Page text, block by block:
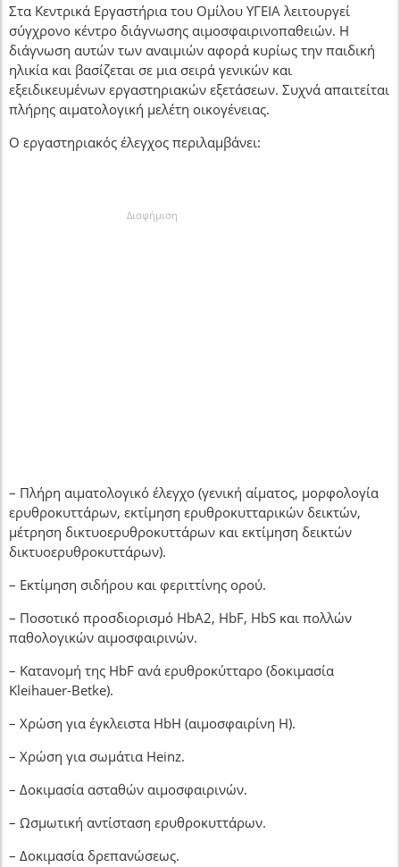
Στα Κεντρικά Εργαστήρια του Ομίλου ΥΓΕΙΑ λειτουργεί
σύγχρονο κέντρο διάγνωσης αιμοσφαιρινοπαθειών. Η
διάγνωση αυτών των αναιμιών αφορά κυρίως την παιδική
ηλικία και βασίζεται σε μια σειρά γενικών και
εξειδικευμένων εργαστηριακών εξετάσεων. Συχνά απαιτείται
πλήρης αιματολογική μελέτη οικογένειας.
Ο εργαστηριακός έλεγχος περιλαμβάνει:
Διαφήμιση
– Πλήρη αιματολογικό έλεγχο (γενική αίματος, μορφολογία
ερυθροκυττάρων, εκτίμηση ερυθροκυτταρικών δεικτών,
μέτρηση δικτυοερυθροκυττάρων και εκτίμηση δεικτών
δικτυοερυθροκυττάρων).
– Εκτίμηση σιδήρου και φεριττίνης ορού.
– Ποσοτικό προσδιορισμό HbA2, HbF, HbS και πολλών
παθολογικών αιμοσφαιρινών.
– Κατανομή της HbF ανά ερυθροκύτταρο (δοκιμασία
Kleihauer-Betke).
– Χρώση για έγκλειστα HbH (αιμοσφαιρίνη H).
– Χρώση για σωμάτια Heinz.
– Δοκιμασία ασταθών αιμοσφαιρινών.
– Ωσμωτική αντίσταση ερυθροκυττάρων.
– Δοκιμασία δρεπανώσεως.